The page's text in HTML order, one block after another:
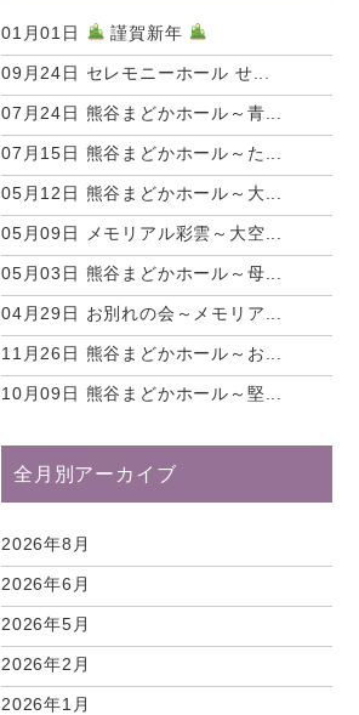
01月01日 謹賀新年
09月24日 セレモニーホール せ...
07月24日 熊谷まどかホール～青...
07月15日 熊谷まどかホール～た...
05月12日 熊谷まどかホール～大...
05月09日 メモリアル彩雲～大空...
05月03日 熊谷まどかホール～母...
04月29日 お別れの会～メモリア...
11月26日 熊谷まどかホール～お...
10月09日 熊谷まどかホール～堅...
全月別アーカイブ
2026年8月
2026年6月
2026年5月
2026年2月
2026年1月